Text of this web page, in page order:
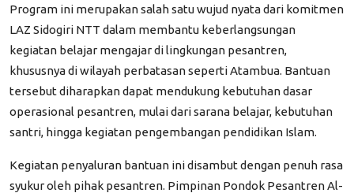
Program ini merupakan salah satu wujud nyata dari komitmen
LAZ Sidogiri NTT dalam membantu keberlangsungan
kegiatan belajar mengajar di lingkungan pesantren,
khususnya di wilayah perbatasan seperti Atambua. Bantuan
tersebut diharapkan dapat mendukung kebutuhan dasar
operasional pesantren, mulai dari sarana belajar, kebutuhan
santri, hingga kegiatan pengembangan pendidikan Islam.
Kegiatan penyaluran bantuan ini disambut dengan penuh rasa
syukur oleh pihak pesantren. Pimpinan Pondok Pesantren Al-